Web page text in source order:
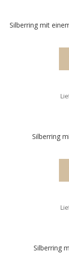
Silberring mit
Silberring
Silberring